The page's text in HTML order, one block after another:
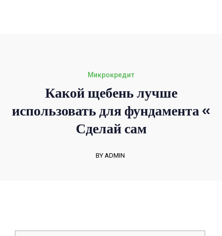
Микрокредит
Какой щебень лучше
использовать для фундамента «
Сделай сам
BY ADMIN